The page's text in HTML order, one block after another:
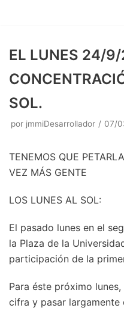
EL LUNES 24/
SOL.
por jmmiDesarrollador 07/
TENEMOS QUE
VEZ MÁS GENTE
LOS LUNES AL SOL:
El pasado lunes en el
la Plaza de la
participación de la
Para éste próximo
cifra y pasar largamente